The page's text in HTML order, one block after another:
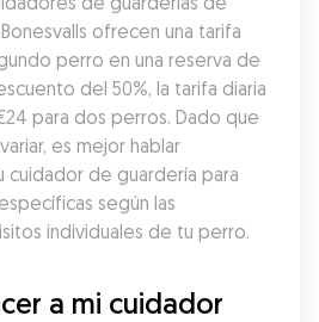
ofrecen una tarifa
perro en una reserva de
del 50%, la tarifa diaria
para dos perros. Dado que
es mejor hablar
de guardería para
según las
individuales de tu perro.
a mi cuidador